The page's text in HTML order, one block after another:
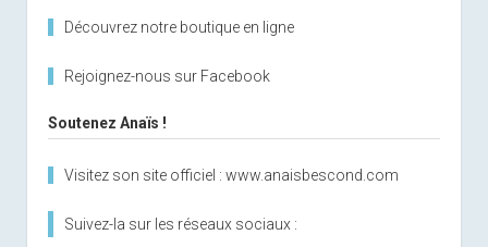
Découvrez notre boutique en ligne
Rejoignez-nous sur Facebook
Soutenez Anaïs !
Visitez son site officiel : www.anaisbescond.com
Suivez-la sur les réseaux sociaux :